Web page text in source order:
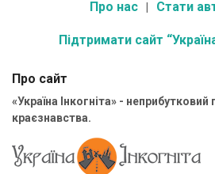
Про нас Стати
Підтримати сайт
Про сайт
«Україна Інкогніта» - неприбутковий
краєзнавства.